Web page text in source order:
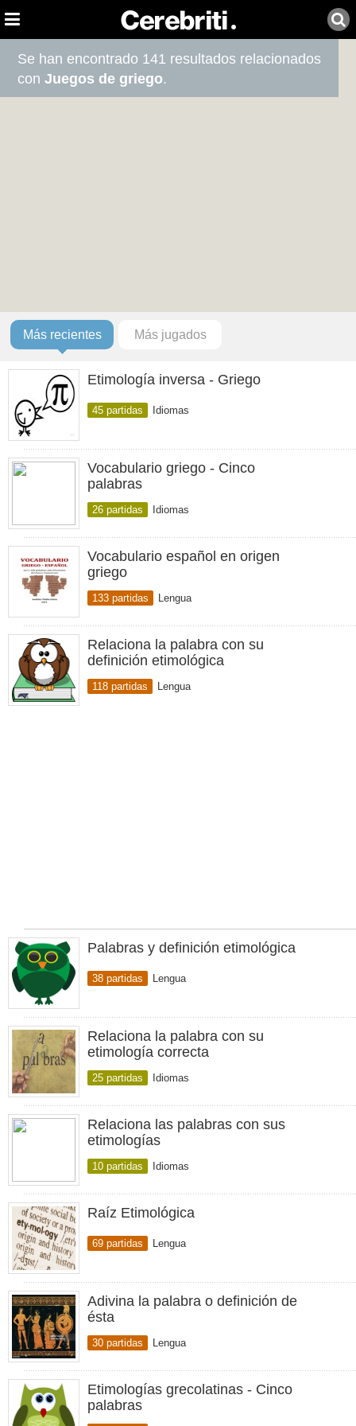
Se han encontrado 141 resultados relacionados
conJuegos de griego.
Más recientes Más jugados
Etimología inversa - Griego
45 partidas Idiomas
Vocabulario griego - Cinco
palabras
26 partidas Idiomas
Vocabulario español en origen
griego
133 partidas Lengua
Relaciona la palabra con su
definición etimológica
118 partidas Lengua
Palabras y definición etimológica
38 partidas Lengua
Relaciona la palabra con su
etimología correcta
25 partidas Idiomas
Relaciona las palabras con sus
etimologías
10 partidas Idiomas
Raíz Etimológica
69 partidas Lengua
Adivina la palabra o definición de
ésta
30 partidas Lengua
Etimologías grecolatinas - Cinco
palabras